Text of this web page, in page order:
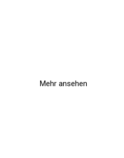
Mehr ansehen